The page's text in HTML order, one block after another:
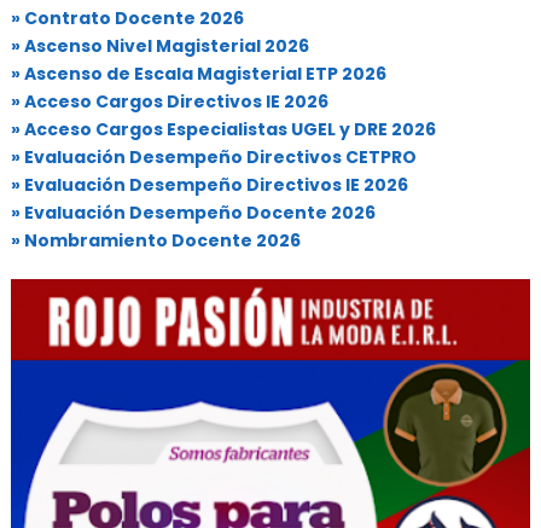
» Contrato Docente 2026
» Ascenso Nivel Magisterial 2026
» Ascenso de Escala Magisterial ETP 2026
» Acceso Cargos Directivos IE 2026
» Acceso Cargos Especialistas UGEL y DRE 2026
» Evaluación Desempeño Directivos CETPRO
» Evaluación Desempeño Directivos IE 2026
» Evaluación Desempeño Docente 2026
» Nombramiento Docente 2026